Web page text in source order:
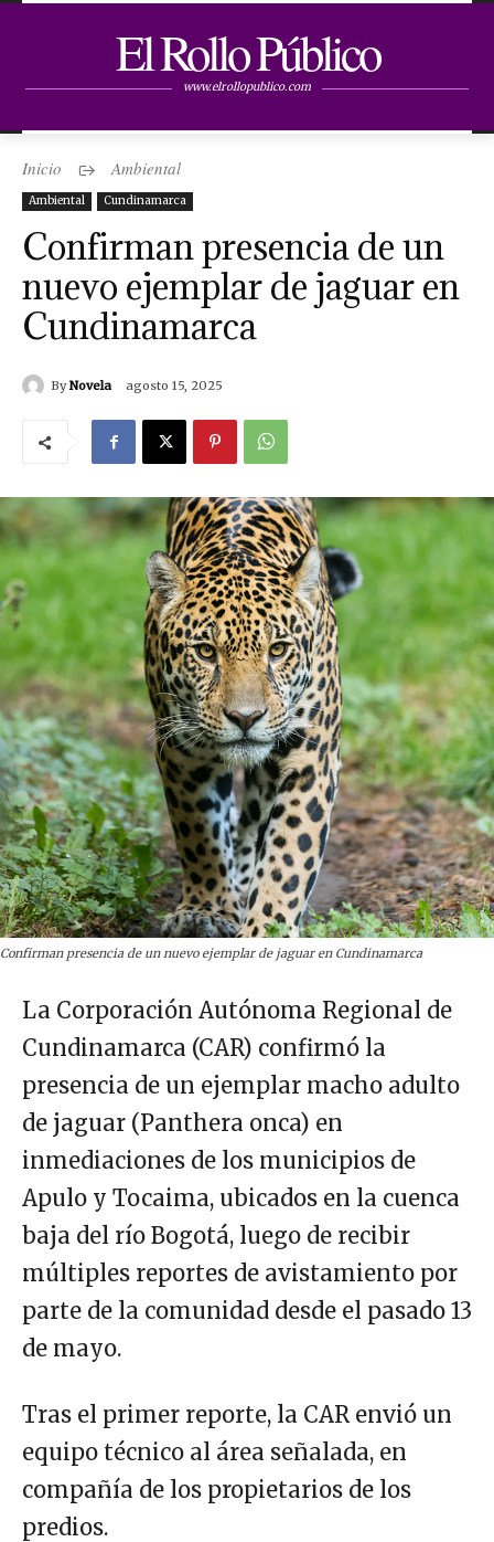
El Rollo Público
www.elrollopublico.com
Inicio Ambiental
Ambiental Cundinamarca
Confirman presencia de un
nuevo ejemplar de jaguar en
Cundinamarca
By Novela agosto 15, 2025
Confirman presencia de un nuevo ejemplar de jaguar en Cundinamarca
La Corporación Autónoma Regional de
Cundinamarca (CAR) confirmó la
presencia de un ejemplar macho adulto
de jaguar (Panthera onca) en
inmediaciones de los municipios de
Apulo y Tocaima, ubicados en la cuenca
baja del río Bogotá, luego de recibir
múltiples reportes de avistamiento por
parte de la comunidad desde el pasado 13
de mayo.
Tras el primer reporte, la CAR envió un
equipo técnico al área señalada, en
compañía de los propietarios de los
predios.